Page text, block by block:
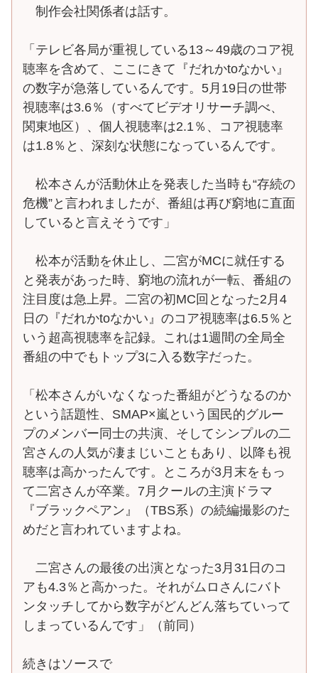
制作会社関係者は話す。
「テレビ各局が重視している13～49歳のコア視
聴率を含めて、ここにきて『だれかtoなかい』
の数字が急落しているんです。5月19日の世帯
視聴率は3.6％（すべてビデオリサーチ調べ、
関東地区）、個人視聴率は2.1％、コア視聴率
は1.8％と、深刻な状態になっているんです。
松本さんが活動休止を発表した当時も“存続の
危機”と言われましたが、番組は再び窮地に直面
していると言えそうです」
松本が活動を休止し、二宮がMCに就任する
と発表があった時、窮地の流れが一転、番組の
注目度は急上昇。二宮の初MC回となった2月4
日の『だれかtoなかい』のコア視聴率は6.5％と
いう超高視聴率を記録。これは1週間の全局全
番組の中でもトップ3に入る数字だった。
「松本さんがいなくなった番組がどうなるのか
という話題性、SMAP×嵐という国民的グルー
プのメンバー同士の共演、そしてシンプルの二
宮さんの人気が凄まじいこともあり、以降も視
聴率は高かったんです。ところが3月末をもっ
て二宮さんが卒業。7月クールの主演ドラマ
『ブラックペアン』（TBS系）の続編撮影のた
めだと言われていますよね。
二宮さんの最後の出演となった3月31日のコ
アも4.3％と高かった。それがムロさんにバト
ンタッチしてから数字がどんどん落ちていって
しまっているんです」（前同）
続きはソースで